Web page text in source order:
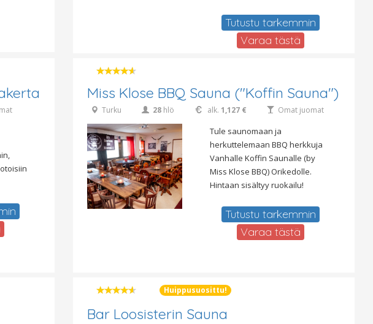
Tutustu tarkemmin
Varaa tästä
Miss Klose BBQ Sauna ("Koffin Sauna")
Turku 28 hlö alk. 1,127 € Omat juomat
Tule saunomaan ja
herkuttelemaan BBQ herkkuja
Vanhalle Koffin Saunalle (by
Miss Klose BBQ) Orikedolle.
Hintaan sisältyy ruokailu!
Tutustu tarkemmin
Varaa tästä
Huippusuosittu!
Bar Loosisterin Sauna